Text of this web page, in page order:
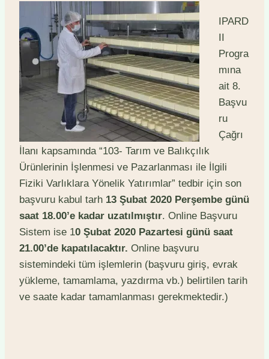
IPARD
II
Progra
mına
ait 8.
Başvu
ru
Çağrı
İlanı kapsamında “103- Tarım ve Balıkçılık
Ürünlerinin İşlenmesi ve Pazarlanması ile İlgili
Fiziki Varlıklara Yönelik Yatırımlar” tedbir için son
başvuru kabul tarh 13 Şubat 2020 Perşembe günü
saat 18.00’e kadar uzatılmıştır. Online Başvuru
Sistem ise 10 Şubat 2020 Pazartesi günü saat
21.00’de kapatılacaktır. Online başvuru
sistemindeki tüm işlemlerin (başvuru giriş, evrak
yükleme, tamamlama, yazdırma vb.) belirtilen tarih
ve saate kadar tamamlanması gerekmektedir.)